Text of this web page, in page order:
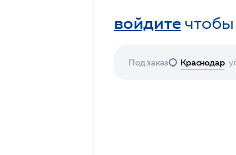
войдитечтобы
Под заказ Краснодар